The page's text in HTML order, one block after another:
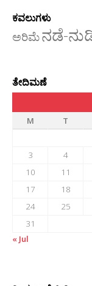
ಕವಲುಗಳು
ಅರಿಮೆನಡೆ-
ತೇದಿಮಣೆ
M
T
3
4
10
11
17
18
24
25
31
« Jul